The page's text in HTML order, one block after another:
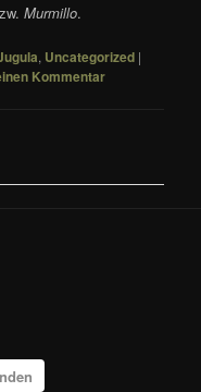
Murmillo.
, Uncategorized |
Kommentar